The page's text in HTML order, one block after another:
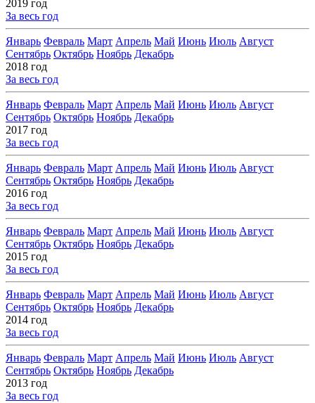
2019 год
За весь год
Январь Февраль Март Апрель Май Июнь Июль Август
Сентябрь Октябрь Ноябрь Декабрь
2018 год
За весь год
Январь Февраль Март Апрель Май Июнь Июль Август
Сентябрь Октябрь Ноябрь Декабрь
2017 год
За весь год
Январь Февраль Март Апрель Май Июнь Июль Август
Сентябрь Октябрь Ноябрь Декабрь
2016 год
За весь год
Январь Февраль Март Апрель Май Июнь Июль Август
Сентябрь Октябрь Ноябрь Декабрь
2015 год
За весь год
Январь Февраль Март Апрель Май Июнь Июль Август
Сентябрь Октябрь Ноябрь Декабрь
2014 год
За весь год
Январь Февраль Март Апрель Май Июнь Июль Август
Сентябрь Октябрь Ноябрь Декабрь
2013 год
За весь год